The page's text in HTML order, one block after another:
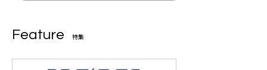
Feature 特集